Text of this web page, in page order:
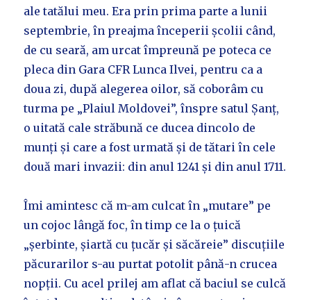
ale tatălui meu. Era prin prima parte a lunii
septembrie, în preajma începerii școlii când,
de cu seară, am urcat împreună pe poteca ce
pleca din Gara CFR Lunca Ilvei, pentru ca a
doua zi, după alegerea oilor, să coborâm cu
turma pe „Plaiul Moldovei”, înspre satul Șanț,
o uitată cale străbună ce ducea dincolo de
munți și care a fost urmată și de tătari în cele
două mari invazii: din anul 1241 și din anul 1711.
Îmi amintesc că m-am culcat în „mutare” pe
un cojoc lângă foc, în timp ce la o țuică
„șerbinte, șiartă cu țucăr și săcăreie” discuțiile
păcurarilor s-au purtat potolit până-n crucea
nopții. Cu acel prilej am aflat că baciul se culcă